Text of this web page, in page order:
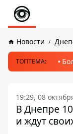
Новости
ТОПТЕМА:
19:29, 08
В Днепре
и ждут